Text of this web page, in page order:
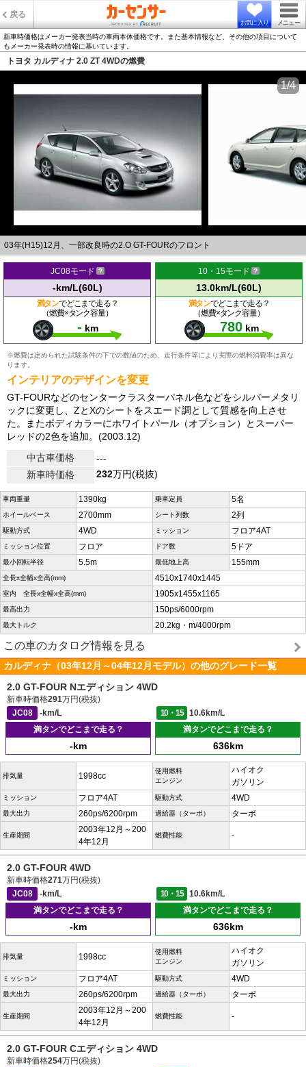
戻る
お気に入り メニュー
新車時価格はメーカー発表当時の車両本体価格です。また基本情報など、その他の項目について
もメーカー発表時の情報に基いています。
トヨタ カルディナ 2.0 ZT 4WDの燃費
03年(H15)12月、一部改良時の2.O GT-FOURのフロント
1/4
JC08モード
-km/L(60L)
満タンでどこまで走る？
（燃費×タンク容量）
- km
10・15モード
13.0km/L(60L)
満タンでどこまで走る？
（燃費×タンク容量）
780 km
※燃費は定められた試験条件の下での数値のため、走行条件等により実際の燃料消費率は異な
ります。
インテリアのデザインを変更
GT-FOURなどのセンタークラスターパネル色などをシルバーメタリ
ックに変更し、ZとXのシートをスエード調として質感を向上させ
た。またボディカラーにホワイトパール（オプション）とスーパー
レッドの2色を追加。(2003.12)
中古車価格
---
新車時価格
232万円(税抜)
車両重量 1390kg 乗車定員 5名
ホイールベース 2700mm シート列数 2列
駆動方式 4WD ミッション フロア4AT
ミッション位置 フロア ドア数 5ドア
最小回転半径 5.5m 最低地上高 155mm
全長x全幅x全高(mm) 4510x1740x1445
室内 全長x全幅x全高(mm) 1905x1455x1165
最高出力 150ps/6000rpm
最大トルク 20.2kg・m/4000rpm
この車のカタログ情報を見る
カルディナ（03年12月～04年12月モデル）の他のグレード一覧
2.0 GT-FOUR Nエディション 4WD
新車時価格291万円(税抜)
JC08
-km/L 10・15
10.6km/L
満タンでどこまで走る？
-km
満タンでどこまで走る？
636km
排気量 1998cc
使用燃料
エンジン
ハイオク
ガソリン
ミッション フロア4AT 駆動方式 4WD
最大出力 260ps/6200rpm 過給器（ターボ） ターボ
生産期間
2003年12月～200
4年12月
燃費性能 -
2.0 GT-FOUR 4WD
新車時価格271万円(税抜)
JC08
-km/L 10・15
10.6km/L
満タンでどこまで走る？
-km
満タンでどこまで走る？
636km
排気量 1998cc
使用燃料
エンジン
ハイオク
ガソリン
ミッション フロア4AT 駆動方式 4WD
最大出力 260ps/6200rpm 過給器（ターボ） ターボ
生産期間
2003年12月～200
4年12月
燃費性能 -
2.0 GT-FOUR Cエディション 4WD
新車時価格254万円(税抜)